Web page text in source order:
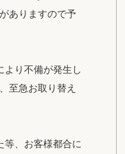
ありますので予
より不備が発生し
至急お取り替え
等、お客様都合に